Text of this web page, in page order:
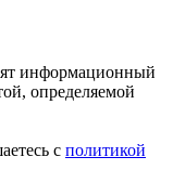
информационный
определяемой
с политикой